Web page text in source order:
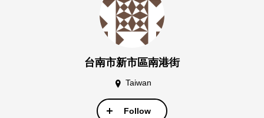
台南市新市區南港街
Taiwan
Follow